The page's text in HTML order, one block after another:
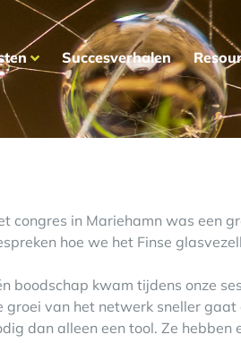
Succesverhalen
congres in Mariehamn was een
hoe we het Finse
boodschap kwam tijdens onze
groei van het netwerk sneller
dan alleen een tool. Ze